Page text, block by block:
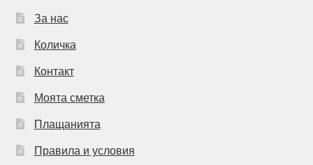
За нас
Количка
Контакт
Моята сметка
Плащанията
Правила и условия